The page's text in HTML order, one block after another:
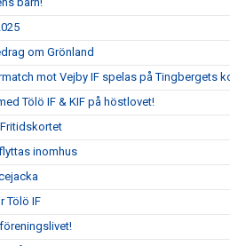
om Grönland
mot Vejby IF spelas på Tingbergets
Tölö IF & KIF på höstlovet!
inomhus
Tölö IF